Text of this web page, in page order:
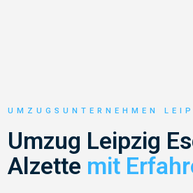
UMZUGSUNTERNEHMEN
Umzug Leipzig
Alzette mit